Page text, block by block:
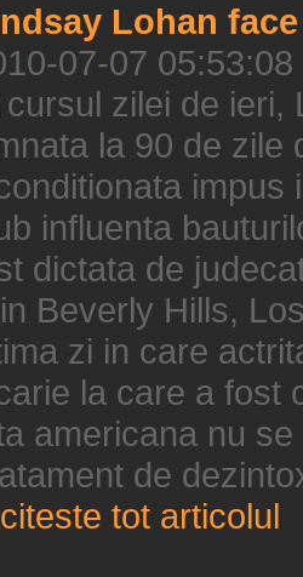
Lohan
07-07 05:53:08
cursul zilei de ieri,
la 90 de
influenta
dictata de
Beverly Hills,
zi in care
la care a fost
americana nu
de
citeste tot articolul